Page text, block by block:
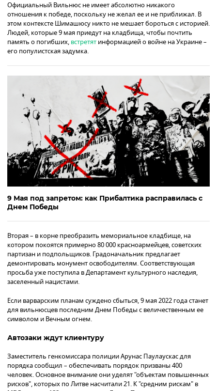
Официальный Вильнюс не имеет абсолютно никакого
отношения к победе, поскольку не желал ее и не приближал. В
этом контексте Шимашюсу никто не мешает бороться с историей.
Людей, которые 9 мая приедут на кладбища, чтобы почтить
память о погибших, встретят информацией о войне на Украине –
его популистская задумка.
9 Мая под запретом: как Прибалтика расправилась с
Днем Победы
Вторая – в корне преобразить мемориальное кладбище, на
котором покоятся примерно 80 000 красноармейцев, советских
партизан и подпольщиков. Градоначальник предлагает
демонтировать монумент освободителям. Соответствующая
просьба уже поступила в Департамент культурного наследия,
заселенный нацистами.
Если варварским планам суждено сбыться, 9 мая 2022 года станет
для вильнюсцев последним Днем Победы с величественным ее
символом и Вечным огнем.
Автозаки ждут клиентуру
Заместитель генкомиссара полиции Арунас Паулаускас для
порядка сообщил – обеспечивать порядок призваны 400
человек. Основное внимание они уделят "объектам повышенных
рисков", которых по Литве насчитали 21. К "средним рискам" в